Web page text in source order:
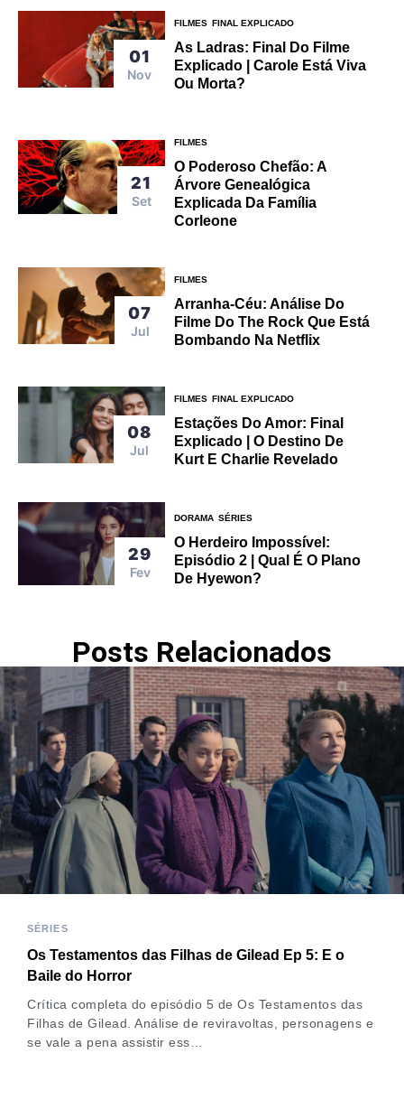
01
Nov
FILMES FINAL EXPLICADO
As Ladras: Final Do Filme
Explicado | Carole Está Viva
Ou Morta?
21
Set
FILMES
O Poderoso Chefão: A
Árvore Genealógica
Explicada Da Família
Corleone
07
Jul
FILMES
Arranha-Céu: Análise Do
Filme Do The Rock Que Está
Bombando Na Netflix
08
Jul
FILMES FINAL EXPLICADO
Estações Do Amor: Final
Explicado | O Destino De
Kurt E Charlie Revelado
29
Fev
DORAMA SÉRIES
O Herdeiro Impossível:
Episódio 2 | Qual É O Plano
De Hyewon?
Posts Relacionados
SÉRIES
Os Testamentos das Filhas de Gilead Ep 5: E o
Baile do Horror
Crítica completa do episódio 5 de Os Testamentos das
Filhas de Gilead. Análise de reviravoltas, personagens e
se vale a pena assistir ess…